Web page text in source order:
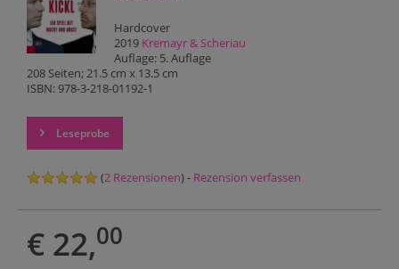
Hardcover
2019 Kremayr & Scheriau
Auflage: 5. Auflage
208 Seiten; 21.5 cm x 13.5 cm
ISBN: 978-3-218-01192-1
Leseprobe
(2 Rezensionen) - Rezension verfassen
€ 22,00